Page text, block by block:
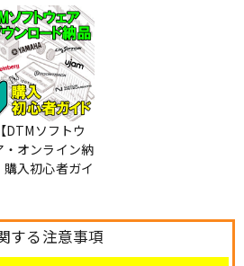
DTMソフトウ
・オンライン納
購入初心者ガイ
する注意事項